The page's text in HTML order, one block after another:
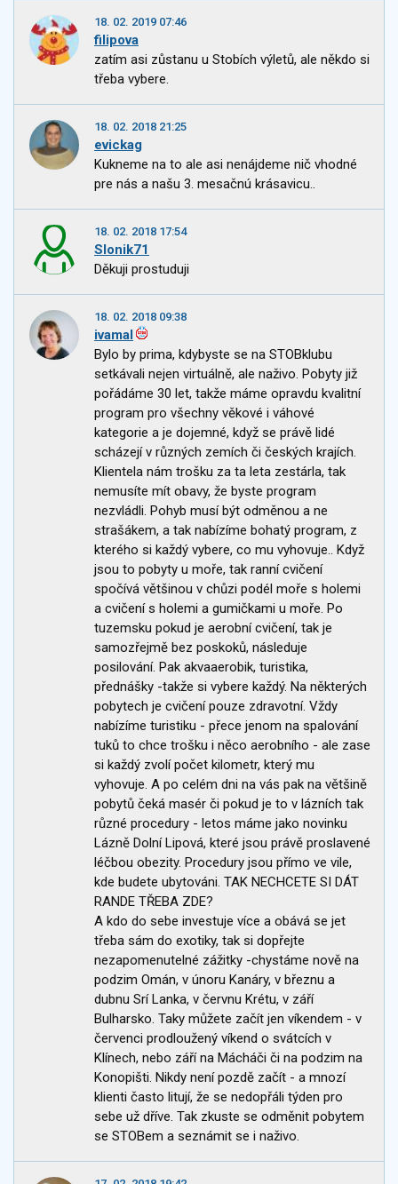
18. 02. 2019 07:46
filipova
zatím asi zůstanu u Stobích výletů, ale někdo si
třeba vybere.
18. 02. 2018 21:25
evickag
Kukneme na to ale asi nenájdeme nič vhodné
pre nás a našu 3. mesačnú krásavicu..
18. 02. 2018 17:54
Slonik71
Děkuji prostuduji
18. 02. 2018 09:38
ivamal
Bylo by prima, kdybyste se na STOBklubu
setkávali nejen virtuálně, ale naživo. Pobyty již
pořádáme 30 let, takže máme opravdu kvalitní
program pro všechny věkové i váhové
kategorie a je dojemné, když se právě lidé
scházejí v různých zemích či českých krajích.
Klientela nám trošku za ta leta zestárla, tak
nemusíte mít obavy, že byste program
nezvládli. Pohyb musí být odměnou a ne
strašákem, a tak nabízíme bohatý program, z
kterého si každý vybere, co mu vyhovuje.. Když
jsou to pobyty u moře, tak ranní cvičení
spočívá většinou v chůzi podél moře s holemi
a cvičení s holemi a gumičkami u moře. Po
tuzemsku pokud je aerobní cvičení, tak je
samozřejmě bez poskoků, následuje
posilování. Pak akvaaerobik, turistika,
přednášky -takže si vybere každý. Na některých
pobytech je cvičení pouze zdravotní. Vždy
nabízíme turistiku - přece jenom na spalování
tuků to chce trošku i něco aerobního - ale zase
si každý zvolí počet kilometr, který mu
vyhovuje. A po celém dni na vás pak na většině
pobytů čeká masér či pokud je to v lázních tak
různé procedury - letos máme jako novinku
Lázně Dolní Lipová, které jsou právě proslavené
léčbou obezity. Procedury jsou přímo ve vile,
kde budete ubytováni. TAK NECHCETE SI DÁT
RANDE TŘEBA ZDE?
A kdo do sebe investuje více a obává se jet
třeba sám do exotiky, tak si dopřejte
nezapomenutelné zážitky -chystáme nově na
podzim Omán, v únoru Kanáry, v březnu a
dubnu Srí Lanka, v červnu Krétu, v září
Bulharsko. Taky můžete začít jen víkendem - v
červenci prodloužený víkend o svátcích v
Klínech, nebo září na Mácháči či na podzim na
Konopišti. Nikdy není pozdě začít - a mnozí
klienti často litují, že se nedopřáli týden pro
sebe už dříve. Tak zkuste se odměnit pobytem
se STOBem a seznámit se i naživo.